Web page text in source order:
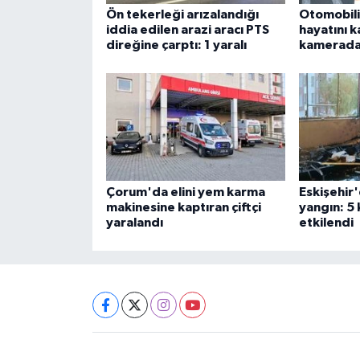
Ön tekerleği arızalandığı
iddia edilen arazi aracı PTS
direğine çarptı: 1 yaralı
hayatını
Çorum'da elini yem karma
makinesine kaptıran çiftçi
yaralandı
yangın: 5
etkilendi